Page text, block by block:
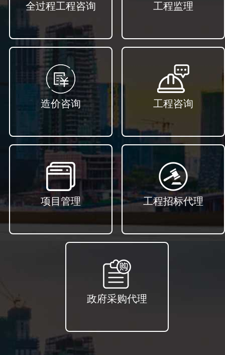
全过程工程咨询 工程监理
造价咨询 工程咨询
项目管理 工程招标代理
政府采购代理